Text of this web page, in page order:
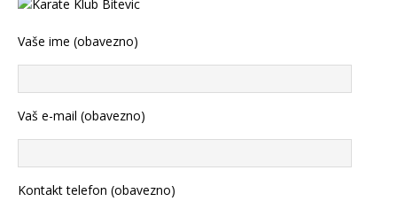
Vaše ime (obavezno)
Vaš e-mail (obavezno)
Kontakt telefon (obavezno)